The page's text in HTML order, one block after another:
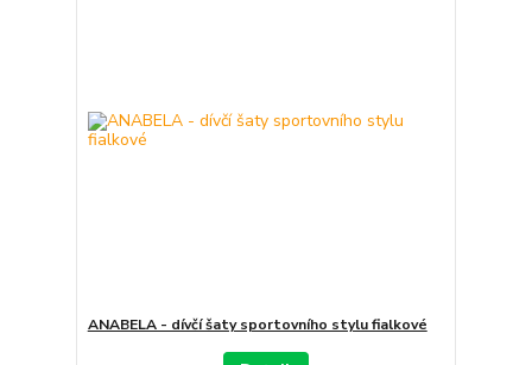
ANABELA - dívčí šaty sportovního stylu fialkové